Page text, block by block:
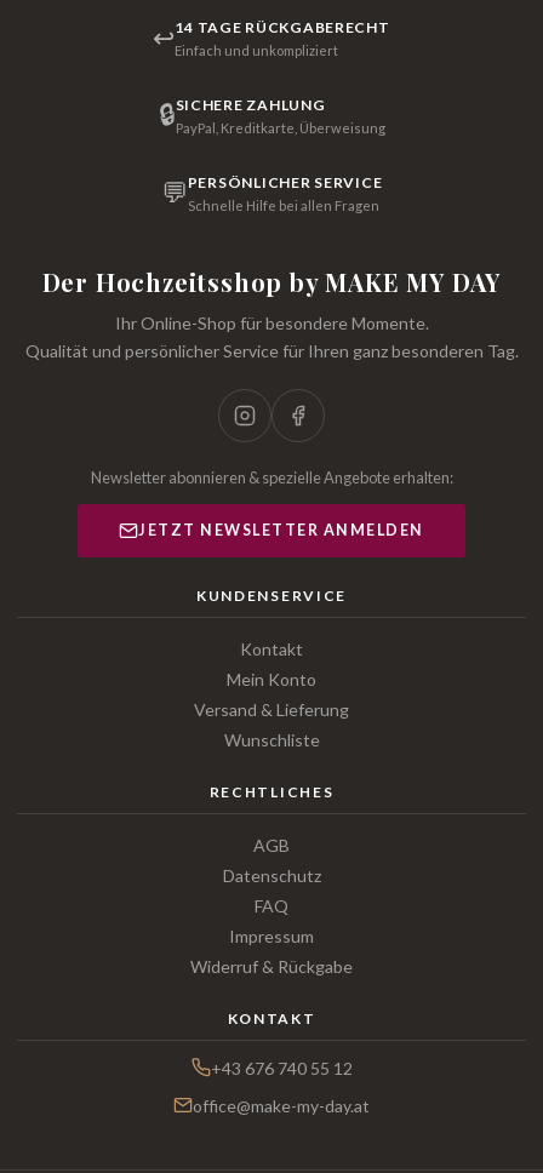
↩14 TAGE RÜCKGABERECHT
Einfach und unkompliziert
🔒SICHERE ZAHLUNG
PayPal, Kreditkarte, Überweisung
💬 PERSÖNLICHER SERVICE
Schnelle Hilfe bei allen Fragen
Der Hochzeitsshop by MAKE MY DAY
Ihr Online-Shop für besondere Momente.
Qualität und persönlicher Service für Ihren ganz besonderen Tag.
Newsletter abonnieren & spezielle Angebote erhalten:
JETZT NEWSLETTER ANMELDEN
KUNDENSERVICE
Kontakt
Mein Konto
Versand & Lieferung
Wunschliste
RECHTLICHES
AGB
Datenschutz
FAQ
Impressum
Widerruf & Rückgabe
KONTAKT
+43 676 740 55 12
office@make-my-day.at